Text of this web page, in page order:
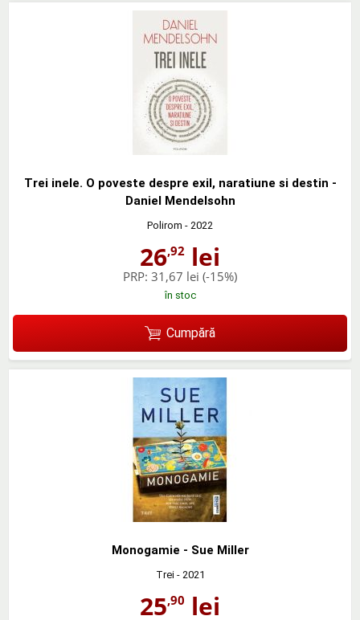
Trei inele. O poveste despre exil, naratiune si destin -
Daniel Mendelsohn
Polirom - 2022
26,92 lei
PRP: 31,67 lei (-15%)
în stoc
Cumpără
Monogamie - Sue Miller
Trei- 2021
25,90 lei